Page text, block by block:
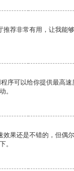
推荐非常有用，让我能
序可以给你提供最高
。
效果还是不错的，但偶
。